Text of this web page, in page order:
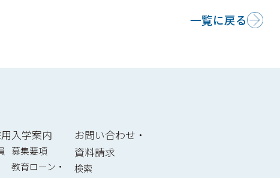
一覧に戻る
入学案内
募集要項
教育ローン・
お問い合わせ・
資料請求
検索